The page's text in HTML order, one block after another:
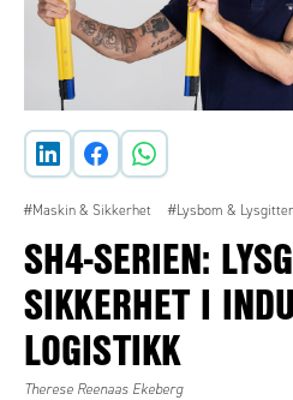
#Maskin & Sikkerhet #Lysbom & Lysgitter
SH4-SERIEN:
SIKKERHET I
LOGISTIKK
Therese Reenaas Ekeberg